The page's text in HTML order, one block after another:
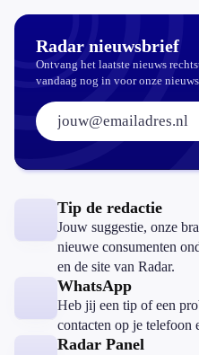
Radar nieuwsbrief
Ontvang het laatste nieuws
vandaag nog in voor onze
E-mailadres:
Tip de redactie
Jouw suggestie, onze
nieuwe consumenten
en de site van Radar.
WhatsApp
Heb jij een tip of een
contacten op je telefoon
Radar Panel